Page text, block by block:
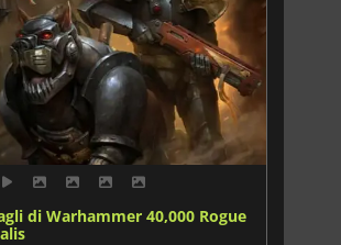
di Warhammer 40,000 Rogue